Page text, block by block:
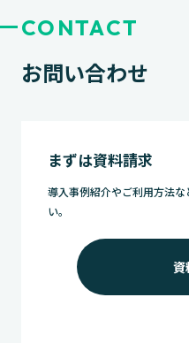
CONTACT
お問い合わせ
まずは資料請求
導入事例紹介やご利用方法
い。
資